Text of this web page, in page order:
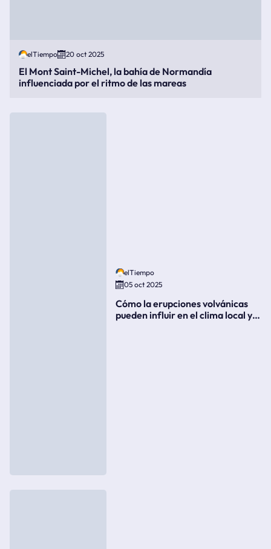
elTiempo 20 oct 2025
El Mont Saint-Michel, la bahía de Normandía
influenciada por el ritmo de las mareas
elTiempo
05 oct 2025
Cómo la erupciones volvánicas
pueden influir en el clima local y